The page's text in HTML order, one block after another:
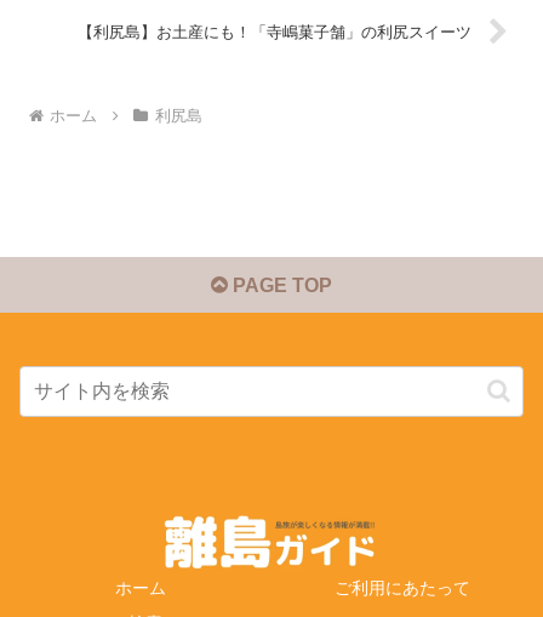
【利尻島】お土産にも！「寺嶋菓子舗」の利尻スイーツ
ホーム 利尻島
PAGE TOP
ホーム
ご利用にあたって